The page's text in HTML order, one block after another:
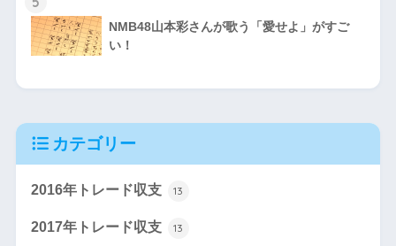
NMB48山本彩さんが歌う「愛せよ」がすご
い！
カテゴリー
2016年トレード収支 13
2017年トレード収支 13